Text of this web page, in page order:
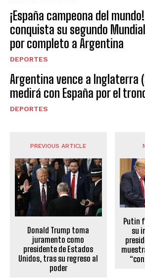
¡España campeona del
conquista su segundo
por completo a Argentina
DEPORTES
Argentina vence a Inglaterra
medirá con España por el
DEPORTES
PREVIOUS ARTICLE
Donald Trump toma
juramento como
presidente de Estados
Unidos, tras su regreso al
poder
Putin
su